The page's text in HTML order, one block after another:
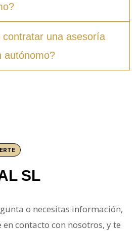
contratar una asesoría
autónomo?
SL
o necesitas información,
contacto con nosotros, y te